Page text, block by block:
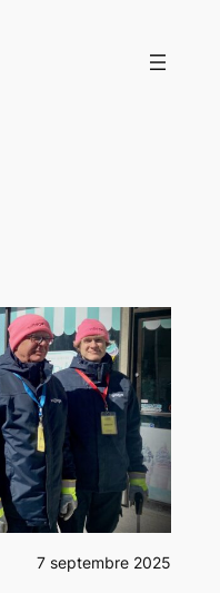
7 septembre 2025